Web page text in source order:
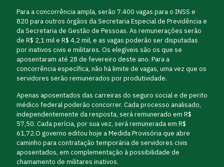
Para a concorrência ampla, serão 7.400 vagas para o INSS e
820 para outros órgãos da Secretaria Especial de Previdência e
da Secretaria de Gestão de Pessoas. As remunerações serão
de R$ 2,1 mil e R$ 4,2 mil, e as vagas poderão ser disputadas
por inativos civis e militares. Os elegíveis são os que se
aposentaram até 28 de fevereiro deste ano. Para a
concorrência específica, não há limite de vagas, uma vez que os
servidores serão remunerados por produtividade.
Apenas aposentados das carreiras do seguro social e de perito
médico federal poderão concorrer. Cada processo analisado,
independentemente da resposta, será remunerado em R$
57,50. Cada perícia, por sua vez, será remunerada em R$
61,72.O governo editou hoje a Medida Provisória que abre
caminho para contratação temporária de servidores civis
aposentados, em complementação à possibilidade de
chamamento de militares inativos.